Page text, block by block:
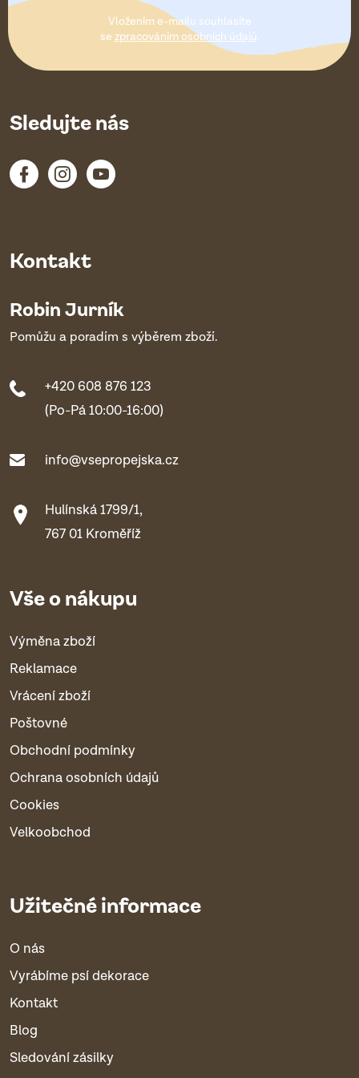
t
Vložením e-mailu souhlasíte
se zpracováním osobních údajů.
Kontakt
Robin Jurník
Pomůžu a poradím s výběrem zboží.
+420 608 876 123
(Po-Pá 10:00-16:00)
info@vsepropejska.cz
Hulínská 1799/1,
767 01 Kroměříž
Vše o nákupu
Výměna zboží
Reklamace
Vrácení zboží
Poštovné
Obchodní podmínky
Ochrana osobních údajů
Cookies
Velkoobchod
Užitečné informace
O nás
Vyrábíme psí dekorace
Kontakt
Blog
Sledování zásilky
Sledujte nás